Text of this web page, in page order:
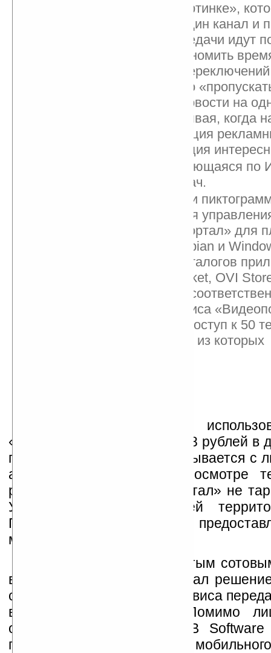
Режим «картинка в картинке»,
позволяет смотреть один канал и
наблюдать, какие передачи идут
функция помогает экономить
избегать напрасных
помощью также можно
например, смотреть новости на
периодически поглядывая, когда
закончится демонстрация
продолжится трансляция
Встроенная и обновляющаяся по
программа телепередач.
Интерфейс с крупными
оптимизированный для
Приложение «Видеопортал» для
(iPhone), Android, Symbian и
можно загрузить из каталогов
App Store, Android Market, OVI
Marketplace for Mobile
момент в рамках сервиса
пользователи имеют доступ к 50
каналов, большинство из которых
Абонентская плата за
«Видеопортал» составляет 8 рублей в
просмотр телеканалов списывается с
абонента. Трафик при просмотре
рамках сервиса «Видеопортал» не
Услуга доступна на всей
Подробнее об условиях
можно прочитать
«Мегафон» стал четвертым
в мире, который использовал
создания операторского сервиса
видео через Интернет. Помимо
операторам, компания SPB
предлагает доступ к услуге